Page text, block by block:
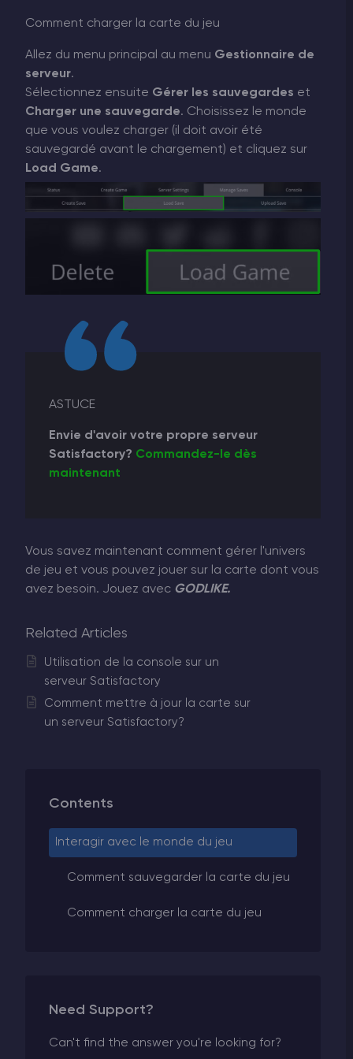
Comment charger la carte du jeu
Allez du menu principal au menu Gestionnaire de
serveur.
Sélectionnez ensuite Gérer les sauvegardes et
Charger une sauvegarde. Choisissez le monde
que vous voulez charger (il doit avoir été
sauvegardé avant le chargement) et cliquez sur
Load Game.
ASTUCE
Envie d'avoir votre propre serveur
Satisfactory? Commandez-le dès
maintenant
Vous savez maintenant comment gérer l'univers
de jeu et vous pouvez jouer sur la carte dont vous
avez besoin. Jouez avec GODLIKE.
Related Articles
Utilisation de la console sur un
serveur Satisfactory
Comment mettre à jour la carte sur
un serveur Satisfactory?
Contents
Interagir avec le monde du jeu
Comment sauvegarder la carte du jeu
Comment charger la carte du jeu
Need Support?
Can't find the answer you're looking for?